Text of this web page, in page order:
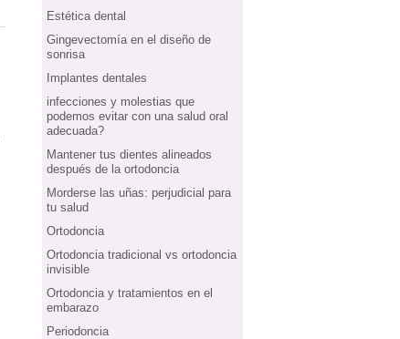
Estética dental
Gingevectomía en el diseño de
sonrisa
Implantes dentales
infecciones y molestias que
podemos evitar con una salud oral
adecuada?
Mantener tus dientes alineados
después de la ortodoncia
Morderse las uñas: perjudicial para
tu salud
Ortodoncia
Ortodoncia tradicional vs ortodoncia
invisible
Ortodoncia y tratamientos en el
embarazo
Periodoncia